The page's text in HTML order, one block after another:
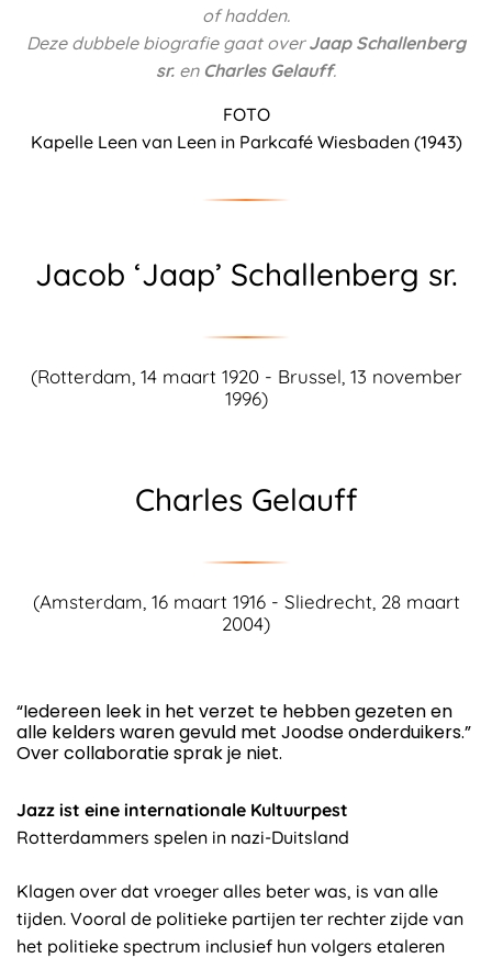
of hadden.
Deze dubbele biografie gaat overJaap Schallenberg
sr. en Charles Gelauff.
FOTO
Kapelle Leen van Leen in Parkcafé Wiesbaden (1943)
Jacob ‘Jaap’ Schallenberg sr.
(Rotterdam, 14 maart 1920 - Brussel, 13 november
1996)
Charles Gelauff
(Amsterdam, 16 maart 1916 - Sliedrecht, 28 maart
2004)
“Iedereen leek in het verzet te hebben gezeten en
alle kelders waren gevuld met Joodse onderduikers.”
Over collaboratie sprak je niet.
Jazz ist eine internationale Kultuurpest
Rotterdammers spelen in nazi-Duitsland
Klagen over dat vroeger alles beter was, is van alle
tijden. Vooral de politieke partijen ter rechter zijde van
het politieke spectrum inclusief hun volgers etaleren